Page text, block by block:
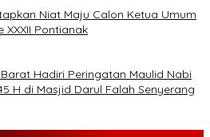
Niat Maju Calon Ketua Umum
XXXII Pontianak
Hadiri Peringatan Maulid Nabi
H di Masjid Darul Falah Senyerang